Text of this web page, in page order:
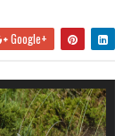
Google+